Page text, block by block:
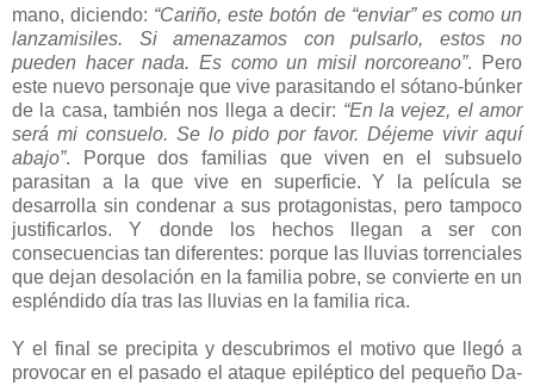
mano, diciendo: “Cariño, este botón de “enviar” es como un
lanzamisiles. Si amenazamos con pulsarlo, estos no
pueden hacer nada. Es como un misil norcoreano”. Pero
este nuevo personaje que vive parasitando el sótano-búnker
de la casa, también nos llega a decir: “En la vejez, el amor
será mi consuelo. Se lo pido por favor. Déjeme vivir aquí
abajo”. Porque dos familias que viven en el subsuelo
parasitan a la que vive en superficie. Y la película se
desarrolla sin condenar a sus protagonistas, pero tampoco
justificarlos. Y donde los hechos llegan a ser con
consecuencias tan diferentes: porque las lluvias torrenciales
que dejan desolación en la familia pobre, se convierte en un
espléndido día tras las lluvias en la familia rica.
Y el final se precipita y descubrimos el motivo que llegó a
provocar en el pasado el ataque epiléptico del pequeño Da-